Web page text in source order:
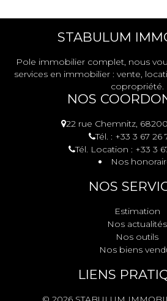
STABULUM
Pole immobilier complet, nous
services en immobilier : vente,
copropriété.
NOS
22 rue Chemnitz,
Tél. : +33 3 67 26
Tél. Location : +33 3
Nos
NOS
Estimation
Nos actualités
Nos outils
Nos biens
LIENS